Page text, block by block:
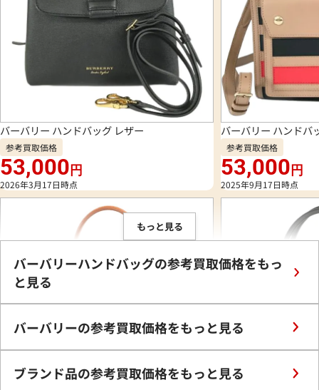
バーバリー ハンドバッグ レザー
参考買取価格
53,000円
2026年3月17日時点
バーバリー ハンドバ
参考買取価格
53,000円
2025年9月17日時点
もっと見る
バーバリーハンドバッグの参考買取価格をもっ
と見る
バーバリーの参考買取価格をもっと見る
ブランド品の参考買取価格をもっと見る